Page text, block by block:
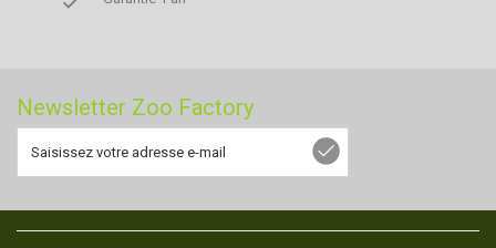
Newsletter Zoo Factory